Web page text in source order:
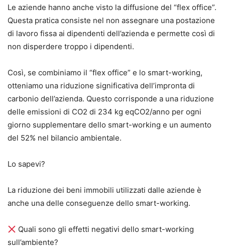
Le aziende hanno anche visto la diffusione del “flex office”.
Questa pratica consiste nel non assegnare una postazione
di lavoro fissa ai dipendenti dell’azienda e permette così di
non disperdere troppo i dipendenti.
Così, se combiniamo il “flex office” e lo smart-working,
otteniamo una riduzione significativa dell’impronta di
carbonio dell’azienda. Questo corrisponde a una riduzione
delle emissioni di CO2 di 234 kg eqCO2/anno per ogni
giorno supplementare dello smart-working e un aumento
del 52% nel bilancio ambientale.
Lo sapevi?
La riduzione dei beni immobili utilizzati dalle aziende è
anche una delle conseguenze dello smart-working.
Quali sono gli effetti negativi dello smart-working
sull’ambiente?